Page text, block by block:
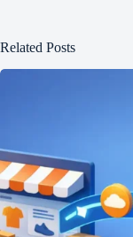
Related Posts